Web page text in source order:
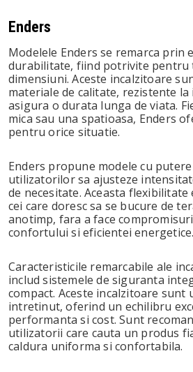
Enders
Modelele Enders se remarca prin
durabilitate, fiind potrivite pentru
dimensiuni. Aceste incalzitoare
materiale de calitate, rezistente la
asigura o durata lunga de viata.
mica sau una spatioasa, Enders
pentru orice situatie.
Enders propune modele cu
utilizatorilor sa ajusteze
de necesitate. Aceasta
cei care doresc sa se bucure de
anotimp, fara a face
confortului si eficientei energetice.
Caracteristicile remarcabile ale
includ sistemele de siguranta
compact. Aceste incalzitoare sunt
intretinut, oferind un echilibru
performanta si cost. Sunt
utilizatorii care cauta un produs
caldura uniforma si confortabila.